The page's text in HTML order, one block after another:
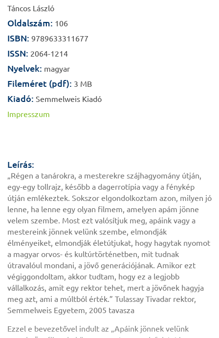
Táncos László
Oldalszám: 106
ISBN: 9789633311677
ISSN: 2064-1214
Nyelvek: magyar
Fileméret (pdf): 3 MB
Kiadó: Semmelweis Kiadó
Impresszum
Leírás:
„Régen a tanárokra, a mesterekre szájhagyomány útján,
egy-egy tollrajz, később a dagerrotípia vagy a fénykép
útján emlékeztek. Sokszor elgondolkoztam azon, milyen jó
lenne, ha lenne egy olyan filmem, amelyen apám jönne
velem szembe. Most ezt valósítjuk meg, apáink vagy a
mestereink jönnek velünk szembe, elmondják
élményeiket, elmondják életútjukat, hogy hagytak nyomot
a magyar orvos- és kultúrtörténetben, mit tudnak
útravalóul mondani, a jövő generációjának. Amikor ezt
végiggondoltam, akkor tudtam, hogy ez a legjobb
vállalkozás, amit egy rektor tehet, mert a jövőnek hagyja
meg azt, ami a múltból érték.” Tulassay Tivadar rektor,
Semmelweis Egyetem, 2005 tavasza
Ezzel e bevezetővel indult az „Apáink jönnek velünk